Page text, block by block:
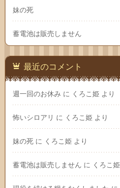
妹の死
蓄電池は販売しません
最近のコメント
週一回のお休み に くろこ姫 より
怖いシロアリ に くろこ姫 より
妹の死 に くろこ姫 より
蓄電池は販売しません に くろこ姫